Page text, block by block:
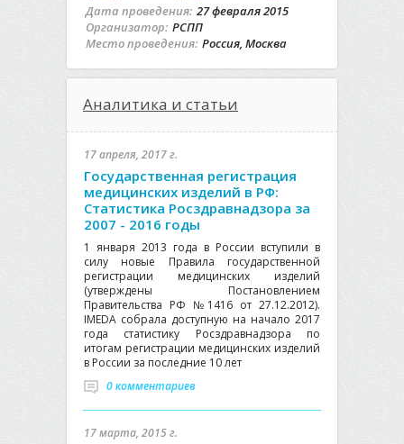
Дата проведения: 27 февраля 2015
Организатор: РСПП
Место проведения: Россия, Москва
Аналитика и статьи
17 апреля, 2017 г.
Государственная регистрация
медицинских изделий в РФ:
Статистика Росздравнадзора за
2007 - 2016 годы
1 января 2013 года в России вступили в
силу новые Правила государственной
регистрации медицинских изделий
(утверждены Постановлением
Правительства РФ №1416 от 27.12.2012).
IMEDA собрала доступную на начало 2017
года статистику Росздравнадзора по
итогам регистрации медицинских изделий
в России за последние 10 лет
0 комментариев
17 марта, 2015 г.